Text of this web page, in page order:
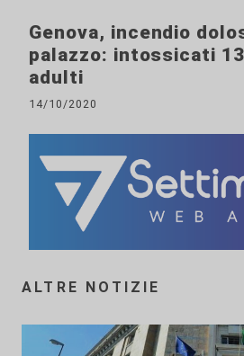
Genova, incendio
palazzo: intossicati
adulti
14/10/2020
ALTRE NOTIZIE